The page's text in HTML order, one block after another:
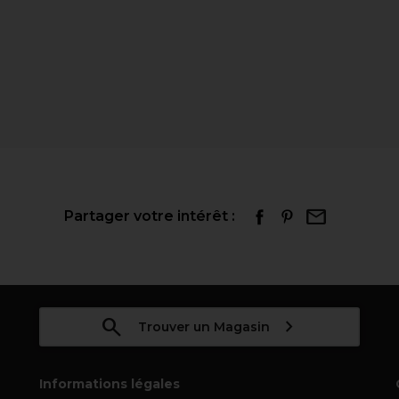
Partager votre intérêt :
Trouver un Magasin
Informations légales